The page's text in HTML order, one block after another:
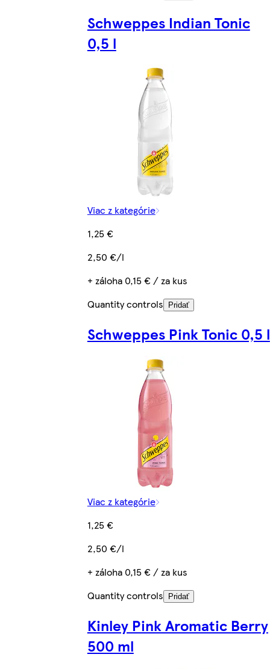
Schweppes Indian Tonic
0,5 l
Viac z kategórie
1,25 €
2,50 €/l
+ záloha 0,15 € / za kus
Quantity controls
Pridať
Schweppes Pink Tonic 0,5 l
Viac z kategórie
1,25 €
2,50 €/l
+ záloha 0,15 € / za kus
Quantity controls
Pridať
Kinley Pink Aromatic Berry
500 ml